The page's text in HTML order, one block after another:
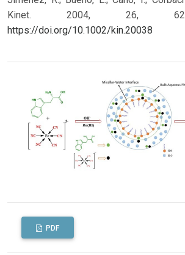
Kinet. 2004, 26,
https://doi.org/10.1002/kin.20038
PDF